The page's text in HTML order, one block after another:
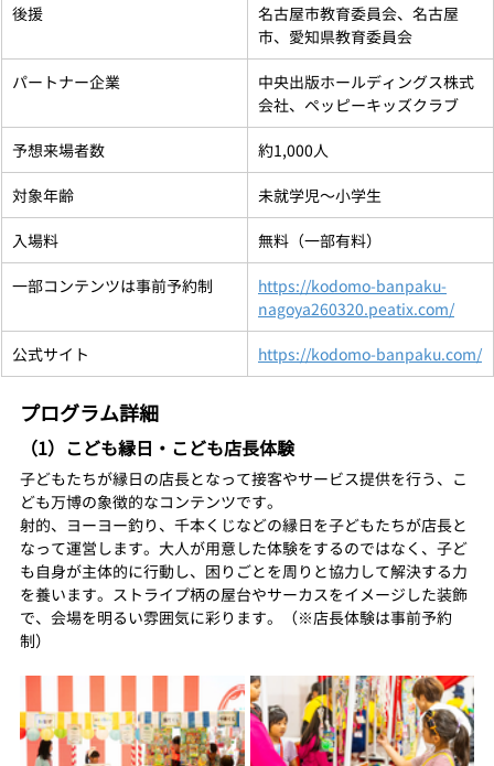
後援
名古屋市教育委員会、名古屋
市、愛知県教育委員会
パートナー企業
中央出版ホールディングス株式
会社、ペッピーキッズクラブ
予想来場者数 約1,000人
対象年齢 未就学児〜小学生
入場料 無料（一部有料）
一部コンテンツは事前予約制
https://kodomo-banpaku-
nagoya260320.peatix.com/
公式サイト https://kodomo-banpaku.com/
プログラム詳細
（1）こども縁日・こども店長体験
子どもたちが縁日の店長となって接客やサービス提供を行う、こ
ども万博の象徴的なコンテンツです。
射的、ヨーヨー釣り、千本くじなどの縁日を子どもたちが店長と
なって運営します。大人が用意した体験をするのではなく、子ど
も自身が主体的に行動し、困りごとを周りと協力して解決する力
を養います。ストライプ柄の屋台やサーカスをイメージした装飾
で、会場を明るい雰囲気に彩ります。（※店長体験は事前予約
制）